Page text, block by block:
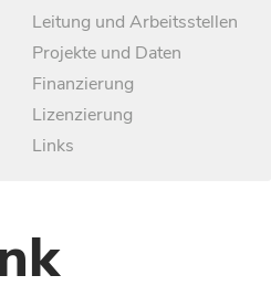
Leitung und Arbeitsstellen
Projekte und Daten
Finanzierung
Lizenzierung
Links